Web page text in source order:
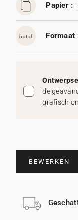
Papier :
Formaat
de
grafisch
BEWERKEN